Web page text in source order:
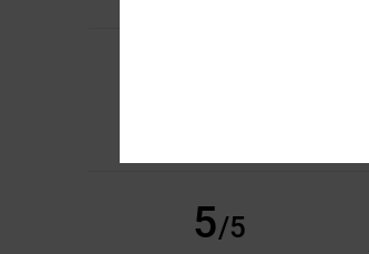
5/5